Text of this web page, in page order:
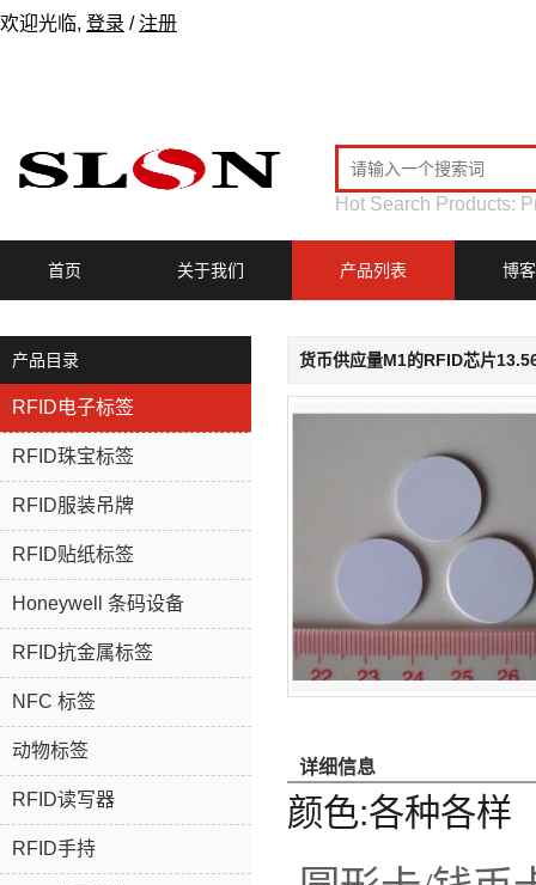
欢迎光临, 登录 / 注册
Hot Search Products:
首页 关于我们 产品列表 博客
产品目录
RFID电子标签
RFID珠宝标签
RFID服装吊牌
RFID贴纸标签
Honeywell 条码设备
RFID抗金属标签
NFC 标签
动物标签
RFID读写器
RFID手持
货币供应量M1的RFID芯片
详细信息
颜色:各种各样